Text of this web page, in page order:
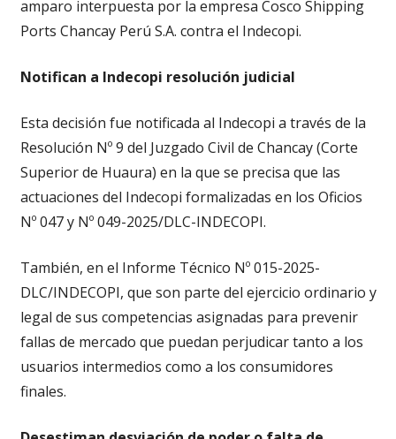
amparo interpuesta por la empresa Cosco Shipping
Ports Chancay Perú S.A. contra el Indecopi.
Notifican a Indecopi resolución judicial
Esta decisión fue notificada al Indecopi a través de la
Resolución Nº 9 del Juzgado Civil de Chancay (Corte
Superior de Huaura) en la que se precisa que las
actuaciones del Indecopi formalizadas en los Oficios
Nº 047 y Nº 049-2025/DLC-INDECOPI.
También, en el Informe Técnico Nº 015-2025-
DLC/INDECOPI, que son parte del ejercicio ordinario y
legal de sus competencias asignadas para prevenir
fallas de mercado que puedan perjudicar tanto a los
usuarios intermedios como a los consumidores
finales.